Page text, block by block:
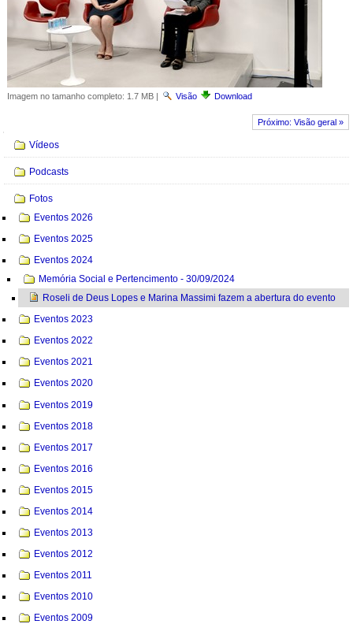
Imagem no tamanho completo: 1.7 MB| Visão Download
Próximo: Visão geral »
Vídeos
Podcasts
Fotos
Eventos 2026
Eventos 2025
Eventos 2024
Memória Social e Pertencimento - 30/09/2024
Roseli de Deus Lopes e Marina Massimi fazem a abertura do evento
Eventos 2023
Eventos 2022
Eventos 2021
Eventos 2020
Eventos 2019
Eventos 2018
Eventos 2017
Eventos 2016
Eventos 2015
Eventos 2014
Eventos 2013
Eventos 2012
Eventos 2011
Eventos 2010
Eventos 2009